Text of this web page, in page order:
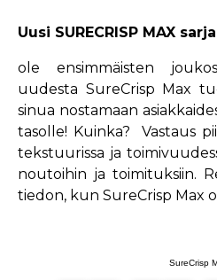
Uusi SURECRISP MAX
ole ensimmäisten
uudesta SureCrisp Max
sinua nostamaan
tasolle! Kuinka? Vastaus
tekstuurissa ja
noutoihin ja toimituksiin.
tiedon, kun SureCrisp Max